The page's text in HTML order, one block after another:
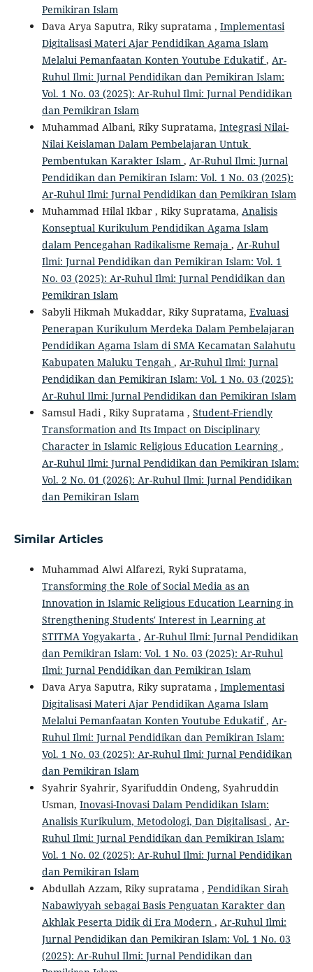
Pemikiran Islam
Dava Arya Saputra, Riky supratama , Implementasi
Digitalisasi Materi Ajar Pendidikan Agama Islam
Melalui Pemanfaatan Konten Youtube Edukatif, Ar-
Ruhul Ilmi: Jurnal Pendidikan dan Pemikiran Islam:
Vol. 1 No. 03 (2025): Ar-Ruhul Ilmi: Jurnal Pendidikan
dan Pemikiran Islam
Muhammad Albani, Riky Supratama, Integrasi Nilai-
Nilai Keislaman Dalam Pembelajaran Untuk
Pembentukan Karakter Islam , Ar-Ruhul Ilmi: Jurnal
Pendidikan dan Pemikiran Islam: Vol. 1 No. 03 (2025):
Ar-Ruhul Ilmi: Jurnal Pendidikan dan Pemikiran Islam
Muhammad Hilal Ikbar , Riky Supratama, Analisis
Konseptual Kurikulum Pendidikan Agama Islam
dalam Pencegahan Radikalisme Remaja , Ar-Ruhul
Ilmi: Jurnal Pendidikan dan Pemikiran Islam: Vol. 1
No. 03 (2025): Ar-Ruhul Ilmi: Jurnal Pendidikan dan
Pemikiran Islam
Sabyli Hikmah Mukaddar, Riky Supratama, Evaluasi
Penerapan Kurikulum Merdeka Dalam Pembelajaran
Pendidikan Agama Islam di SMA Kecamatan Salahutu
Kabupaten Maluku Tengah , Ar-Ruhul Ilmi: Jurnal
Pendidikan dan Pemikiran Islam: Vol. 1 No. 03 (2025):
Ar-Ruhul Ilmi: Jurnal Pendidikan dan Pemikiran Islam
Samsul Hadi , Riky Supratama , Student-Friendly
Transformation and Its Impact on Disciplinary
Character in Islamic Religious Education Learning ,
Ar-Ruhul Ilmi: Jurnal Pendidikan dan Pemikiran Islam:
Vol. 2 No. 01 (2026): Ar-Ruhul Ilmi: Jurnal Pendidikan
dan Pemikiran Islam
Similar Articles
Muhammad Alwi Alfarezi, Ryki Supratama,
Transforming the Role of Social Media as an
Innovation in Islamic Religious Education Learning in
Strengthening Students' Interest in Learning at
STITMA Yogyakarta , Ar-Ruhul Ilmi: Jurnal Pendidikan
dan Pemikiran Islam: Vol. 1 No. 03 (2025): Ar-Ruhul
Ilmi: Jurnal Pendidikan dan Pemikiran Islam
Dava Arya Saputra, Riky supratama , Implementasi
Digitalisasi Materi Ajar Pendidikan Agama Islam
Melalui Pemanfaatan Konten Youtube Edukatif, Ar-
Ruhul Ilmi: Jurnal Pendidikan dan Pemikiran Islam:
Vol. 1 No. 03 (2025): Ar-Ruhul Ilmi: Jurnal Pendidikan
dan Pemikiran Islam
Syahrir Syahrir, Syarifuddin Ondeng, Syahruddin
Usman, Inovasi-Inovasi Dalam Pendidikan Islam:
Analisis Kurikulum, Metodologi, Dan Digitalisasi , Ar-
Ruhul Ilmi: Jurnal Pendidikan dan Pemikiran Islam:
Vol. 1 No. 02 (2025): Ar-Ruhul Ilmi: Jurnal Pendidikan
dan Pemikiran Islam
Abdullah Azzam, Riky supratama , Pendidikan Sirah
Nabawiyyah sebagai Basis Penguatan Karakter dan
Akhlak Peserta Didik di Era Modern , Ar-Ruhul Ilmi:
Jurnal Pendidikan dan Pemikiran Islam: Vol. 1 No. 03
(2025): Ar-Ruhul Ilmi: Jurnal Pendidikan dan